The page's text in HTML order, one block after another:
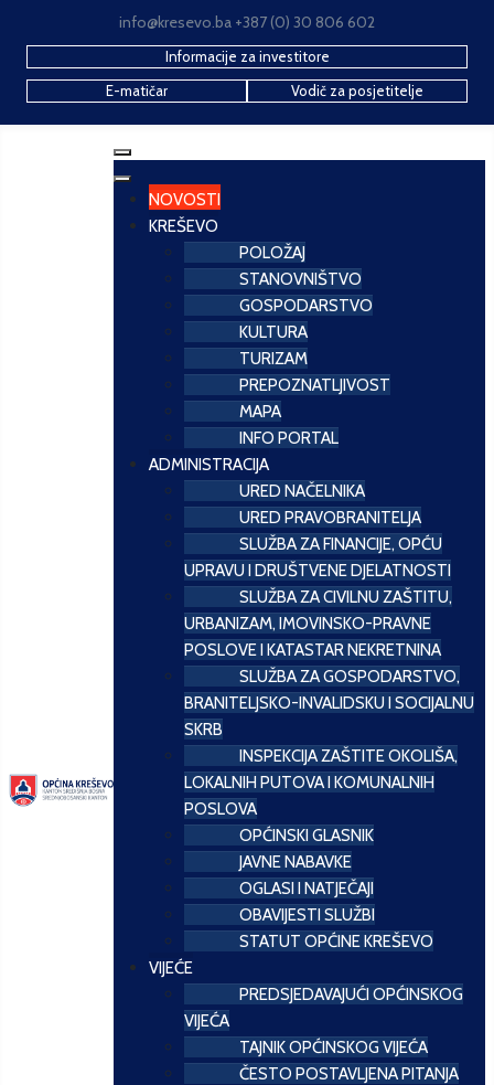
info@kresevo.ba +387 (0) 30 806 602
Informacije za investitore
E-matičar
Vodič za posjetitelje
NOVOSTI
KREŠEVO
POLOŽAJ
STANOVNIŠTVO
GOSPODARSTVO
KULTURA
TURIZAM
PREPOZNATLJIVOST
MAPA
INFO PORTAL
ADMINISTRACIJA
URED NAČELNIKA
URED PRAVOBRANITELJA
SLUŽBA ZA FINANCIJE, OPĆU
UPRAVU I DRUŠTVENE DJELATNOSTI
SLUŽBA ZA CIVILNU ZAŠTITU,
URBANIZAM, IMOVINSKO-PRAVNE
POSLOVE I KATASTAR NEKRETNINA
SLUŽBA ZA GOSPODARSTVO,
BRANITELJSKO-INVALIDSKU I SOCIJALNU
SKRB
INSPEKCIJA ZAŠTITE OKOLIŠA,
LOKALNIH PUTOVA I KOMUNALNIH
POSLOVA
OPĆINSKI GLASNIK
JAVNE NABAVKE
OGLASI I NATJEČAJI
OBAVIJESTI SLUŽBI
STATUT OPĆINE KREŠEVO
VIJEĆE
PREDSJEDAVAJUĆI OPĆINSKOG
VIJEĆA
TAJNIK OPĆINSKOG VIJEĆA
ČESTO POSTAVLJENA PITANJA